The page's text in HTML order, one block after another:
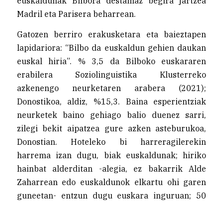
Madril eta Parisera beharrean.
Gatozen berriro erakusketara eta baieztapen
lapidariora: “Bilbo da euskaldun gehien daukan
euskal hiria”. % 3,5 da Bilboko euskararen
erabilera Soziolinguistika Klusterreko
azkenengo neurketaren arabera (2021);
Donostikoa, aldiz, %15,3. Baina esperientziak
neurketek baino gehiago balio duenez sarri,
zilegi bekit aipatzea gure azken asteburukoa,
Donostian. Hoteleko bi harreragilerekin
harrema izan dugu, biak euskaldunak; hiriko
hainbat alderditan -alegia, ez bakarrik Alde
Zaharrean edo euskaldunok elkartu ohi garen
guneetan- entzun dugu euskara inguruan; 50